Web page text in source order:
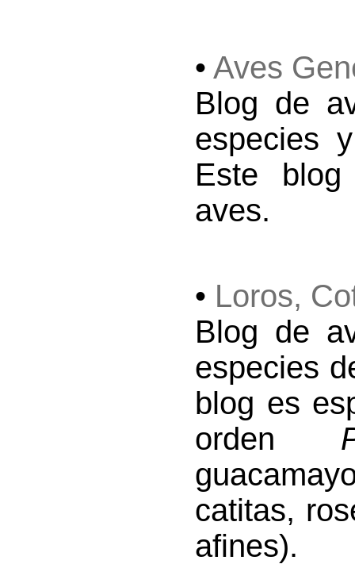
• Aves
Blog de
especies
Este
aves.
• Loros,
Blog de
especies
blog es
orden
catitas,
afines).